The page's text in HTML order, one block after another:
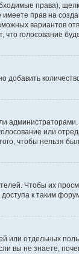
права),
прав на
вариантов
голосование
или
чтобы нельзя
Чтобы их
к таким
или отдельных
вы не знаете,